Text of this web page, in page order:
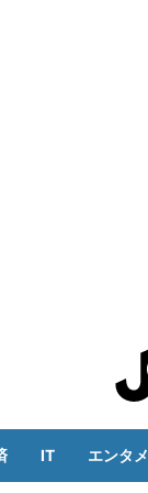
IT エンタメ